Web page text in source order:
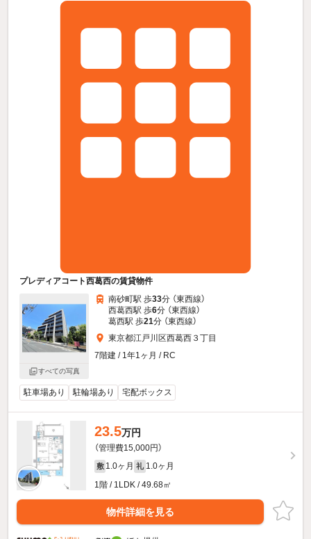
プレディアコート西葛西の賃貸物件
すべての写真
南砂町駅 歩33分 （東西線）
西葛西駅 歩6分 （東西線）
葛西駅 歩21分 （東西線）
東京都江戸川区西葛西３丁目
7階建 / 1年1ヶ月 / RC
駐車場あり 駐輪場あり 宅配ボックス
23.5万円
（管理費15,000円）
敷 1.0ヶ月 礼 1.0ヶ月
1階 / 1LDK / 49.68㎡
物件詳細を見る